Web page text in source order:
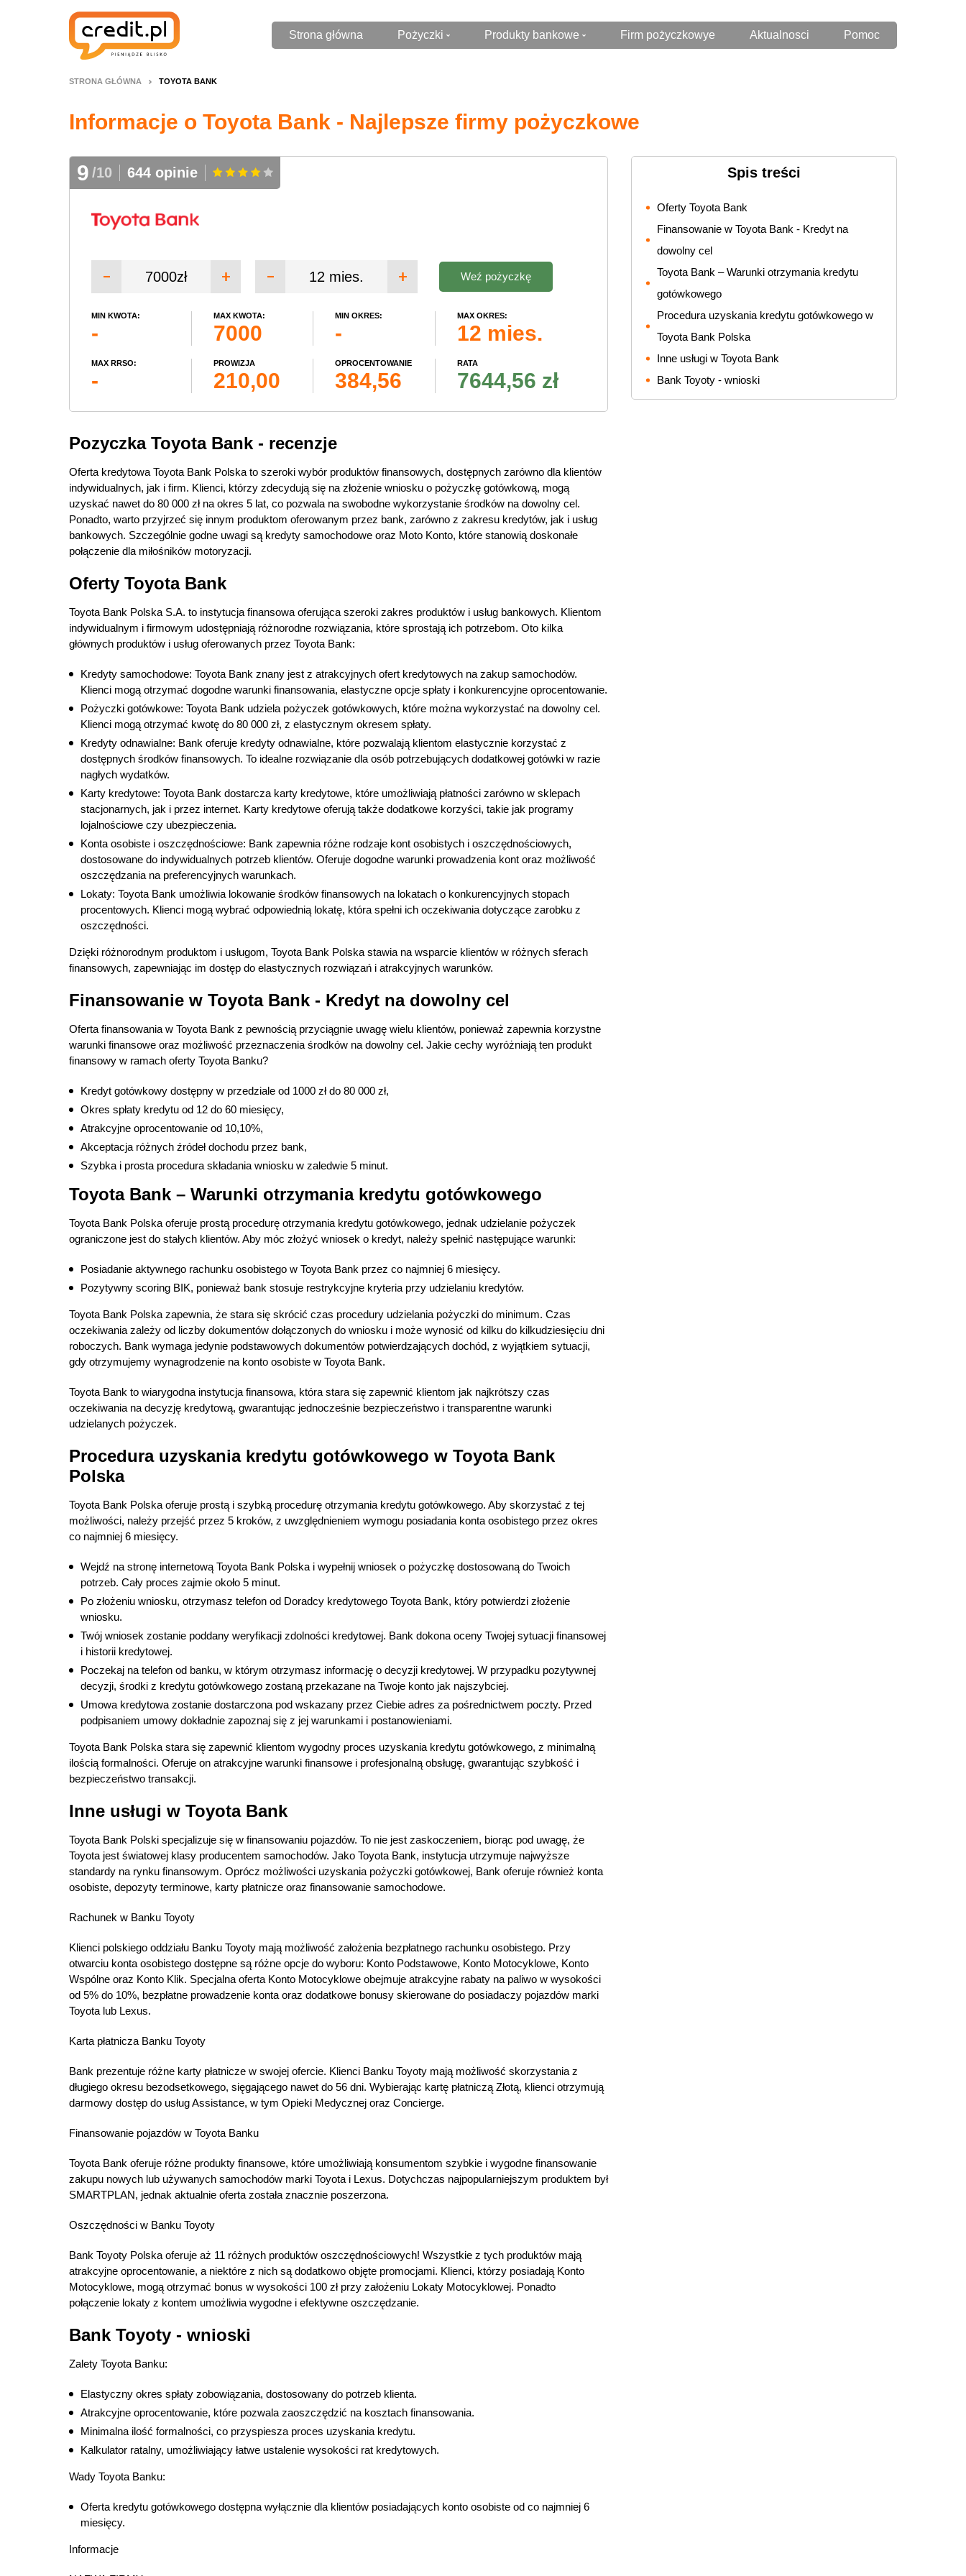
Strona główna Pożyczki
Pożyczki pozabankowe
Produkty bankowe
Kredyt konsolidacyjny
Firm pożyczkowye Aktualnosci Pomoc
STRONA GŁÓWNA TOYOTA BANK
Informacje o Toyota Bank - Najlepsze firmy pożyczkowe
9 /10 644 opinie
7000zł 12 mies. Weź pożyczkę
MIN KWOTA:
-
MAX KWOTA:
7000
MIN OKRES:
-
MAX OKRES:
12 mies.
MAX RRSO:
-
PROWIZJA
210,00
OPROCENTOWANIE
384,56
RATA
7644,56 zł
Pozyczka Toyota Bank - recenzje
Oferta kredytowa Toyota Bank Polska to szeroki wybór produktów finansowych, dostępnych zarówno dla klientów
indywidualnych, jak i firm. Klienci, którzy zdecydują się na złożenie wniosku o pożyczkę gotówkową, mogą
uzyskać nawet do 80 000 zł na okres 5 lat, co pozwala na swobodne wykorzystanie środków na dowolny cel.
Ponadto, warto przyjrzeć się innym produktom oferowanym przez bank, zarówno z zakresu kredytów, jak i usług
bankowych. Szczególnie godne uwagi są kredyty samochodowe oraz Moto Konto, które stanowią doskonałe
połączenie dla miłośników motoryzacji.
Oferty Toyota Bank
Toyota Bank Polska S.A. to instytucja finansowa oferująca szeroki zakres produktów i usług bankowych. Klientom
indywidualnym i firmowym udostępniają różnorodne rozwiązania, które sprostają ich potrzebom. Oto kilka
głównych produktów i usług oferowanych przez Toyota Bank:
Kredyty samochodowe: Toyota Bank znany jest z atrakcyjnych ofert kredytowych na zakup samochodów.
Klienci mogą otrzymać dogodne warunki finansowania, elastyczne opcje spłaty i konkurencyjne oprocentowanie.
Pożyczki gotówkowe: Toyota Bank udziela pożyczek gotówkowych, które można wykorzystać na dowolny cel.
Klienci mogą otrzymać kwotę do 80 000 zł, z elastycznym okresem spłaty.
Kredyty odnawialne: Bank oferuje kredyty odnawialne, które pozwalają klientom elastycznie korzystać z
dostępnych środków finansowych. To idealne rozwiązanie dla osób potrzebujących dodatkowej gotówki w razie
nagłych wydatków.
Karty kredytowe: Toyota Bank dostarcza karty kredytowe, które umożliwiają płatności zarówno w sklepach
stacjonarnych, jak i przez internet. Karty kredytowe oferują także dodatkowe korzyści, takie jak programy
lojalnościowe czy ubezpieczenia.
Konta osobiste i oszczędnościowe: Bank zapewnia różne rodzaje kont osobistych i oszczędnościowych,
dostosowane do indywidualnych potrzeb klientów. Oferuje dogodne warunki prowadzenia kont oraz możliwość
oszczędzania na preferencyjnych warunkach.
Lokaty: Toyota Bank umożliwia lokowanie środków finansowych na lokatach o konkurencyjnych stopach
procentowych. Klienci mogą wybrać odpowiednią lokatę, która spełni ich oczekiwania dotyczące zarobku z
oszczędności.
Dzięki różnorodnym produktom i usługom, Toyota Bank Polska stawia na wsparcie klientów w różnych sferach
finansowych, zapewniając im dostęp do elastycznych rozwiązań i atrakcyjnych warunków.
Finansowanie w Toyota Bank - Kredyt na dowolny cel
Oferta finansowania w Toyota Bank z pewnością przyciągnie uwagę wielu klientów, ponieważ zapewnia korzystne
warunki finansowe oraz możliwość przeznaczenia środków na dowolny cel. Jakie cechy wyróżniają ten produkt
finansowy w ramach oferty Toyota Banku?
Kredyt gotówkowy dostępny w przedziale od 1000 zł do 80 000 zł,
Okres spłaty kredytu od 12 do 60 miesięcy,
Atrakcyjne oprocentowanie od 10,10%,
Akceptacja różnych źródeł dochodu przez bank,
Szybka i prosta procedura składania wniosku w zaledwie 5 minut.
Toyota Bank – Warunki otrzymania kredytu gotówkowego
Toyota Bank Polska oferuje prostą procedurę otrzymania kredytu gotówkowego, jednak udzielanie pożyczek
ograniczone jest do stałych klientów. Aby móc złożyć wniosek o kredyt, należy spełnić następujące warunki:
Posiadanie aktywnego rachunku osobistego w Toyota Bank przez co najmniej 6 miesięcy.
Pozytywny scoring BIK, ponieważ bank stosuje restrykcyjne kryteria przy udzielaniu kredytów.
Toyota Bank Polska zapewnia, że stara się skrócić czas procedury udzielania pożyczki do minimum. Czas
oczekiwania zależy od liczby dokumentów dołączonych do wniosku i może wynosić od kilku do kilkudziesięciu dni
roboczych. Bank wymaga jedynie podstawowych dokumentów potwierdzających dochód, z wyjątkiem sytuacji,
gdy otrzymujemy wynagrodzenie na konto osobiste w Toyota Bank.
Toyota Bank to wiarygodna instytucja finansowa, która stara się zapewnić klientom jak najkrótszy czas
oczekiwania na decyzję kredytową, gwarantując jednocześnie bezpieczeństwo i transparentne warunki
udzielanych pożyczek.
Procedura uzyskania kredytu gotówkowego w Toyota Bank
Polska
Toyota Bank Polska oferuje prostą i szybką procedurę otrzymania kredytu gotówkowego. Aby skorzystać z tej
możliwości, należy przejść przez 5 kroków, z uwzględnieniem wymogu posiadania konta osobistego przez okres
co najmniej 6 miesięcy.
Wejdź na stronę internetową Toyota Bank Polska i wypełnij wniosek o pożyczkę dostosowaną do Twoich
potrzeb. Cały proces zajmie około 5 minut.
Po złożeniu wniosku, otrzymasz telefon od Doradcy kredytowego Toyota Bank, który potwierdzi złożenie
wniosku.
Twój wniosek zostanie poddany weryfikacji zdolności kredytowej. Bank dokona oceny Twojej sytuacji finansowej
i historii kredytowej.
Poczekaj na telefon od banku, w którym otrzymasz informację o decyzji kredytowej. W przypadku pozytywnej
decyzji, środki z kredytu gotówkowego zostaną przekazane na Twoje konto jak najszybciej.
Umowa kredytowa zostanie dostarczona pod wskazany przez Ciebie adres za pośrednictwem poczty. Przed
podpisaniem umowy dokładnie zapoznaj się z jej warunkami i postanowieniami.
Toyota Bank Polska stara się zapewnić klientom wygodny proces uzyskania kredytu gotówkowego, z minimalną
ilością formalności. Oferuje on atrakcyjne warunki finansowe i profesjonalną obsługę, gwarantując szybkość i
bezpieczeństwo transakcji.
Inne usługi w Toyota Bank
Toyota Bank Polski specjalizuje się w finansowaniu pojazdów. To nie jest zaskoczeniem, biorąc pod uwagę, że
Toyota jest światowej klasy producentem samochodów. Jako Toyota Bank, instytucja utrzymuje najwyższe
standardy na rynku finansowym. Oprócz możliwości uzyskania pożyczki gotówkowej, Bank oferuje również konta
osobiste, depozyty terminowe, karty płatnicze oraz finansowanie samochodowe.
Rachunek w Banku Toyoty
Klienci polskiego oddziału Banku Toyoty mają możliwość założenia bezpłatnego rachunku osobistego. Przy
otwarciu konta osobistego dostępne są różne opcje do wyboru: Konto Podstawowe, Konto Motocyklowe, Konto
Wspólne oraz Konto Klik. Specjalna oferta Konto Motocyklowe obejmuje atrakcyjne rabaty na paliwo w wysokości
od 5% do 10%, bezpłatne prowadzenie konta oraz dodatkowe bonusy skierowane do posiadaczy pojazdów marki
Toyota lub Lexus.
Karta płatnicza Banku Toyoty
Bank prezentuje różne karty płatnicze w swojej ofercie. Klienci Banku Toyoty mają możliwość skorzystania z
długiego okresu bezodsetkowego, sięgającego nawet do 56 dni. Wybierając kartę płatniczą Złotą, klienci otrzymują
darmowy dostęp do usług Assistance, w tym Opieki Medycznej oraz Concierge.
Finansowanie pojazdów w Toyota Banku
Toyota Bank oferuje różne produkty finansowe, które umożliwiają konsumentom szybkie i wygodne finansowanie
zakupu nowych lub używanych samochodów marki Toyota i Lexus. Dotychczas najpopularniejszym produktem był
SMARTPLAN, jednak aktualnie oferta została znacznie poszerzona.
Oszczędności w Banku Toyoty
Bank Toyoty Polska oferuje aż 11 różnych produktów oszczędnościowych! Wszystkie z tych produktów mają
atrakcyjne oprocentowanie, a niektóre z nich są dodatkowo objęte promocjami. Klienci, którzy posiadają Konto
Motocyklowe, mogą otrzymać bonus w wysokości 100 zł przy założeniu Lokaty Motocyklowej. Ponadto
połączenie lokaty z kontem umożliwia wygodne i efektywne oszczędzanie.
Bank Toyoty - wnioski
Zalety Toyota Banku:
Elastyczny okres spłaty zobowiązania, dostosowany do potrzeb klienta.
Atrakcyjne oprocentowanie, które pozwala zaoszczędzić na kosztach finansowania.
Minimalna ilość formalności, co przyspiesza proces uzyskania kredytu.
Kalkulator ratalny, umożliwiający łatwe ustalenie wysokości rat kredytowych.
Wady Toyota Banku:
Oferta kredytu gotówkowego dostępna wyłącznie dla klientów posiadających konto osobiste od co najmniej 6
miesięcy.
Informacje
Spis treści
Oferty Toyota Bank
Finansowanie w Toyota Bank - Kredyt na
dowolny cel
Toyota Bank – Warunki otrzymania kredytu
gotówkowego
Procedura uzyskania kredytu gotówkowego w
Toyota Bank Polska
Inne usługi w Toyota Bank
Bank Toyoty - wnioski